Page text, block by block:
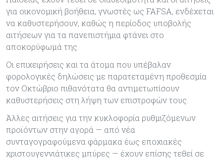
για οικονομική βοήθεια, γνωστές ως FAFSA, ενδέχεται
να καθυστερήσουν, καθώς η περίοδος υποβολής
αιτήσεων για τα πανεπιστήμια φτάνει στο
αποκορύφωμά της.
Οι επιχειρήσεις και τα άτομα που υπέβαλαν
φορολογικές δηλώσεις με παρατεταμένη προθεσμία
τον Οκτώβριο πιθανότατα θα αντιμετωπίσουν
καθυστερήσεις στη λήψη των επιστροφών τους.
Άλλες αιτήσεις για την κυκλοφορία ρυθμιζόμενων
προϊόντων στην αγορά — από νέα
συνταγογραφούμενα φάρμακα έως εποχιακές
χριστουγεννιάτικες μπύρες — έχουν επίσης τεθεί σε